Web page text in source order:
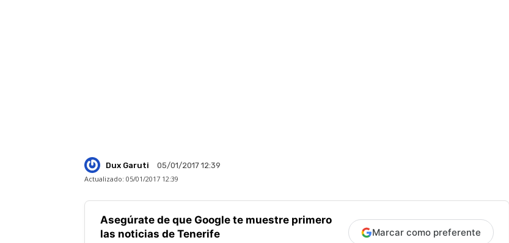
Dux Garuti
05/01/2017 12:39
Actualizado: 05/01/2017 12:39
Asegúrate de que Google te muestre primero
las noticias de Tenerife
Marcar como preferente